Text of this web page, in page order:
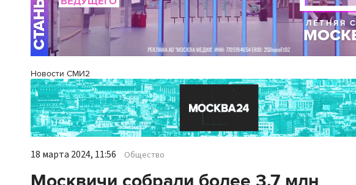
Новости СМИ2
18 марта 2024, 11:56 Общество